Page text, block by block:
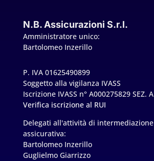
N.B. Assicurazioni S.r.l.
Amministratore unico:
Bartolomeo Inzerillo
P. IVA 01625490899
Soggetto alla vigilanza IVASS
Iscrizione IVASS n° A000275829 SEZ. A
Verifica iscrizione al RUI
Delegati all'attività di intermediazione
assicurativa:
Bartolomeo Inzerillo
Guglielmo Giarrizzo